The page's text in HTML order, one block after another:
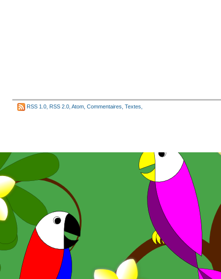
RSS 1.0 RSS 2.0 Atom Commentaires Textes